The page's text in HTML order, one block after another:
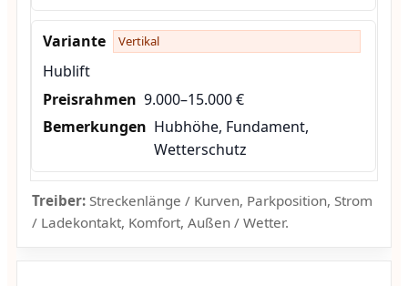
Vertikal
Hublift
9.000–15.000 €
Hubhöhe, Fundament,
Wetterschutz
Treiber:Streckenlänge / Kurven, Parkposition, Strom
/ Ladekontakt, Komfort, Außen / Wetter.